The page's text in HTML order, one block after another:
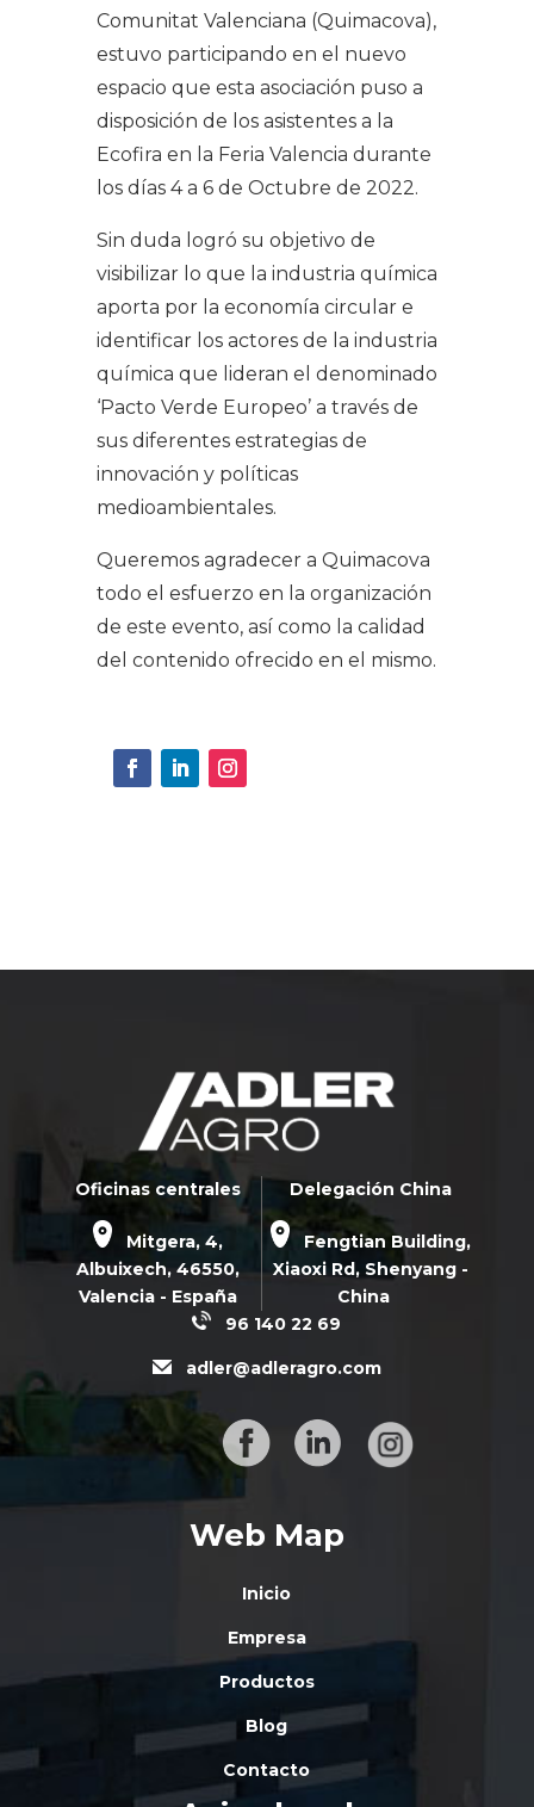
Comunitat Valenciana (Quimacova),
estuvo participando en el nuevo
espacio que esta asociación puso a
disposición de los asistentes a la
Ecofira en la Feria Valencia durante
los días 4 a 6 de Octubre de 2022.
Sin duda logró su objetivo de
visibilizar lo que la industria química
aporta por la economía circular e
identificar los actores de la industria
química que lideran el denominado
‘Pacto Verde Europeo’ a través de
sus diferentes estrategias de
innovación y políticas
medioambientales.
Queremos agradecer a Quimacova
todo el esfuerzo en la organización
de este evento, así como la calidad
del contenido ofrecido en el mismo.
Oficinas centrales
Mitgera, 4,
Albuixech, 46550,
Valencia - España
Delegación China
Fengtian Building,
Xiaoxi Rd,Shenyang -
China
96 140 22 69
adler@adleragro.com
Web Map
Inicio
Empresa
Productos
Blog
Contacto